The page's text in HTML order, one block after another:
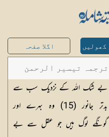
کھولیں اگلا صفحہ
ترجمہ تیسیر الرحمن
لبیان القرآن - محمد
لقمان سلفی
بے شک اللہ کے نزدیک سب سے
بدتر جانور (15) وہ بہرے اور
گونگے لوگ ہیں جو عقل سے بے